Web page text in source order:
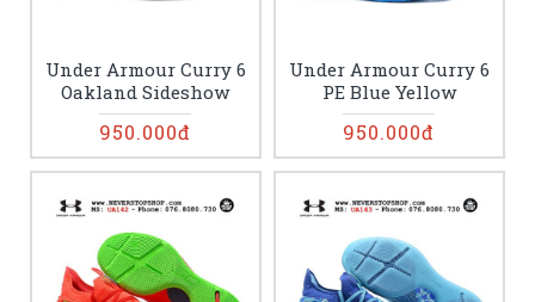
Under Armour Curry 6
Oakland Sideshow
950.000đ
Under Armour Curry 6
PE Blue Yellow
950.000đ